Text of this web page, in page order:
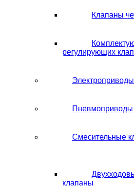
Клапаны
регулирующих
Пневмоприводы
Смесительные
клапаны